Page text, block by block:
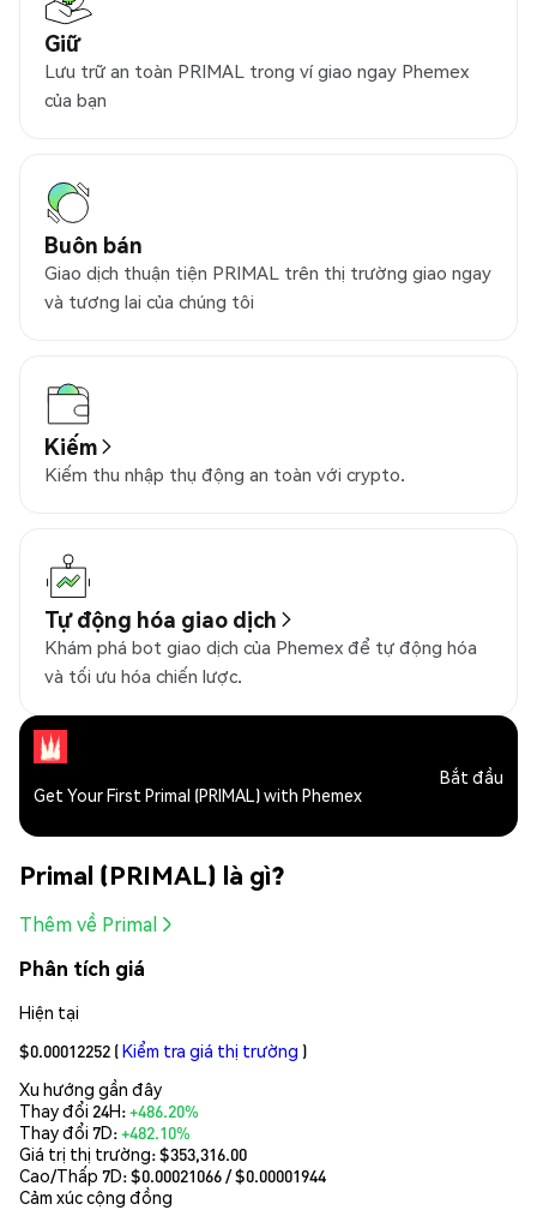
Giữ
Lưu trữ an toàn PRIMAL trong ví giao ngay Phemex
của bạn
Buôn bán
Giao dịch thuận tiện PRIMAL trên thị trường giao ngay
và tương lai của chúng tôi
Kiếm
Kiếm thu nhập thụ động an toàn với crypto.
Tự động hóa giao dịch
Khám phá bot giao dịch của Phemex để tự động hóa
và tối ưu hóa chiến lược.
Get Your First Primal (PRIMAL) with Phemex
Bắt đầu
Primal (PRIMAL) là gì?
Thêm về Primal
Phân tích giá
Hiện tại
$0.00012252 (Kiểm tra giá thị trường )
Xu hướng gần đây
Thay đổi 24H:+486.20%
Thay đổi 7D:+482.10%
Giá trị thị trường:$353,316.00
Cao/Thấp 7D: $0.00021066/ $0.00001944
Cảm xúc cộng đồng